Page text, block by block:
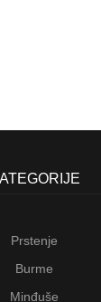
Prstenje
Burme
Minđuše